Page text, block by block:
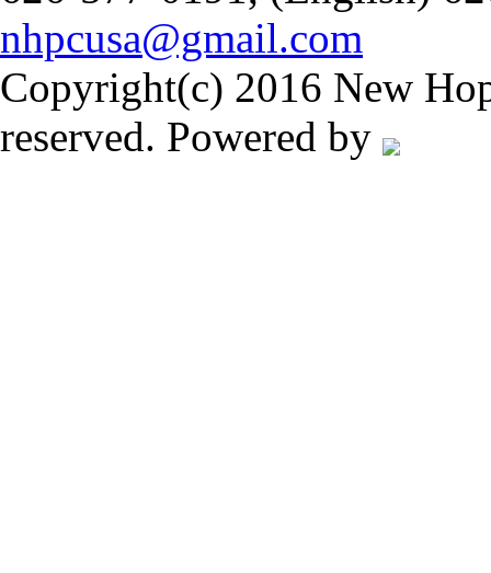
nhpcusa@gmail.com
Copyright(c) 2016 New
reserved. Powered by